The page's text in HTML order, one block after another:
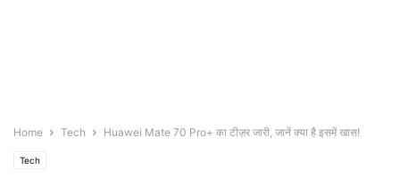
Home Tech Huawei Mate 70 Pro+ का टीज़र जारी, जानें क्या है इसमें खास!
Tech